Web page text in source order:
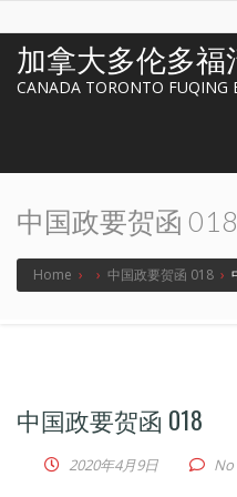
加拿大多伦多福
CANADA TORONTO FUQING
中国政要贺函 018
Home › › 中国政要贺函 018 ›
中国政要贺函 018
2020年4月9日